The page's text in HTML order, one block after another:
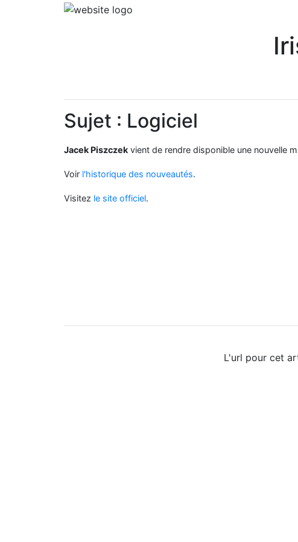
Sujet : Logiciel
Jacek Piszczek vient de rendre disponible une nouvelle
Voir l'historique des nouveautés.
Visitez le site officiel.
L'url pour cet